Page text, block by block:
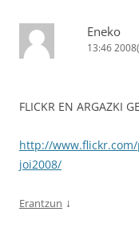
Eneko
13:46
FLICKR EN ARGAZKI
http://
joi2008/
Erantzun ↓